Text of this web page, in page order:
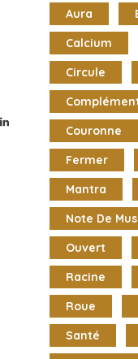
Aura
Calcium
Circule
Couronne
Fermer
Mantra
Note De
Ouvert
Racine
Roue
Santé